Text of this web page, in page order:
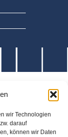
wir Technologien
darauf
können wir Daten